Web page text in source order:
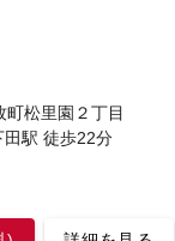
松里園２丁目
田駅 徒歩22分